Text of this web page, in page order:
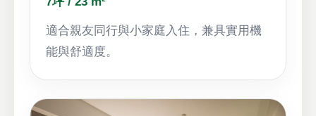
適合親友同行與小家庭入住，兼具實用機
能與舒適度。